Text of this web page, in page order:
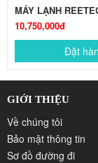
MÁY LẠNH
10,750,000đ
Đặt
GIỚI THIỆU
Về chúng tôi
Bảo mật thông tin
Sơ đồ đường đi